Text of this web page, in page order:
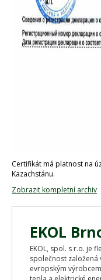
Certifikát má platnost na
Kazachstánu.
Zobrazit kompletní archiv
EKOL
EKOL, spol. s r.o. je
společnost založená
evropským